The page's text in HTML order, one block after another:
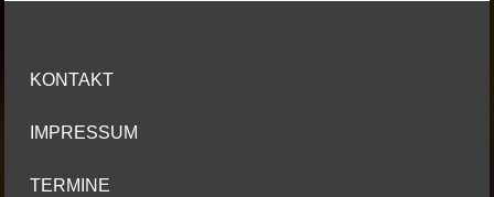
KONTAKT
IMPRESSUM
TERMINE